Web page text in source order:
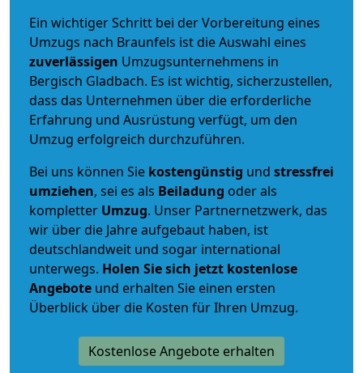
Ein wichtiger Schritt bei der Vorbereitung eines
Umzugs nach Braunfels ist die Auswahl eines
zuverlässigen Umzugsunternehmens in
Bergisch Gladbach. Es ist wichtig, sicherzustellen,
dass das Unternehmen über die erforderliche
Erfahrung und Ausrüstung verfügt, um den
Umzug erfolgreich durchzuführen.
Bei uns können Sie kostengünstig und stressfrei
umziehen, sei es als Beiladung oder als
kompletter Umzug. Unser Partnernetzwerk, das
wir über die Jahre aufgebaut haben, ist
deutschlandweit und sogar international
unterwegs. Holen Sie sich jetzt kostenlose
Angebote und erhalten Sie einen ersten
Überblick über die Kosten für Ihren Umzug.
Kostenlose Angebote erhalten